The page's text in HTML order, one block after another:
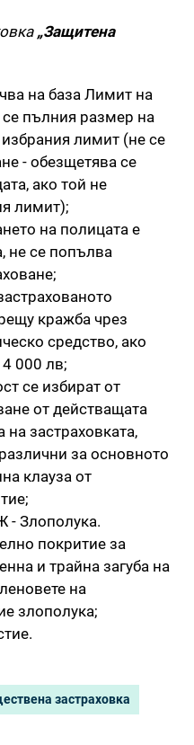
„Защитена
на база Лимит на
пълния размер на
лимит (не се
- обезщетява се
ако той не
лимит);
на полицата е
не се попълва
кражба чрез
средство, ако
000 лв;
се избират от
от действащата
застраховката,
за основното
клауза от
- Злополука.
покритие за
и трайна загуба на
на
злополука;
застраховка